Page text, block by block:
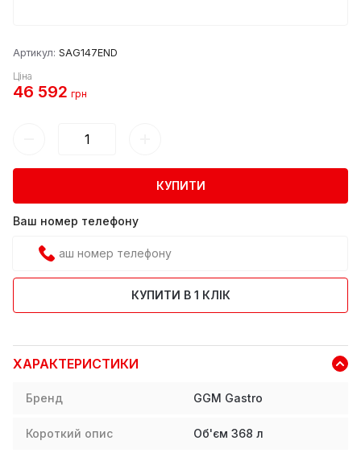
Артикул: SAG147END
Ціна
46 592 грн
КУПИТИ
Ваш номер телефону
КУПИТИ В 1 КЛІК
ХАРАКТЕРИСТИКИ
Бренд GGM Gastro
Короткий опис Об'єм 368 л